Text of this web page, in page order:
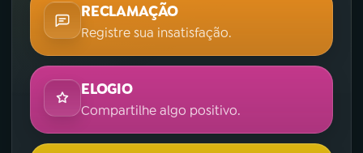
RECLAMAÇÃO
Registre sua insatisfação.
ELOGIO
Compartilhe algo positivo.